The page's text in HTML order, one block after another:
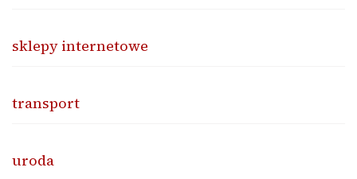
sklepy internetowe
transport
uroda